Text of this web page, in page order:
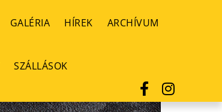
GALÉRIA HÍREK ARCHÍVUM
SZÁLLÁSOK